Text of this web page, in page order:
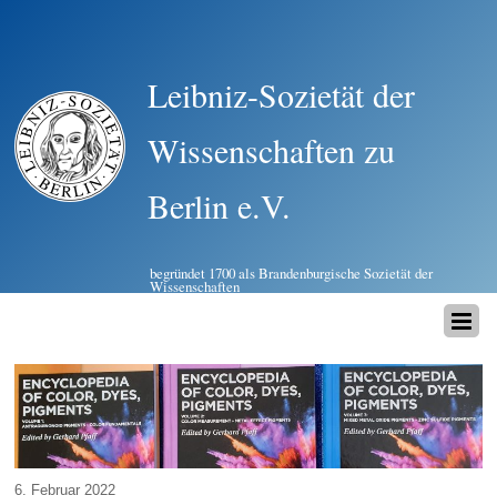
Leibniz-Sozietät der
Wissenschaften zu
Berlin e.V.
begründet 1700 als Brandenburgische Sozietät der
Wissenschaften
6. Februar 2022